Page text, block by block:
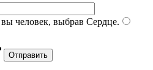
человек, выбрав Сердце.